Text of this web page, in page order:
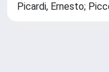
Picardi, Ernesto;